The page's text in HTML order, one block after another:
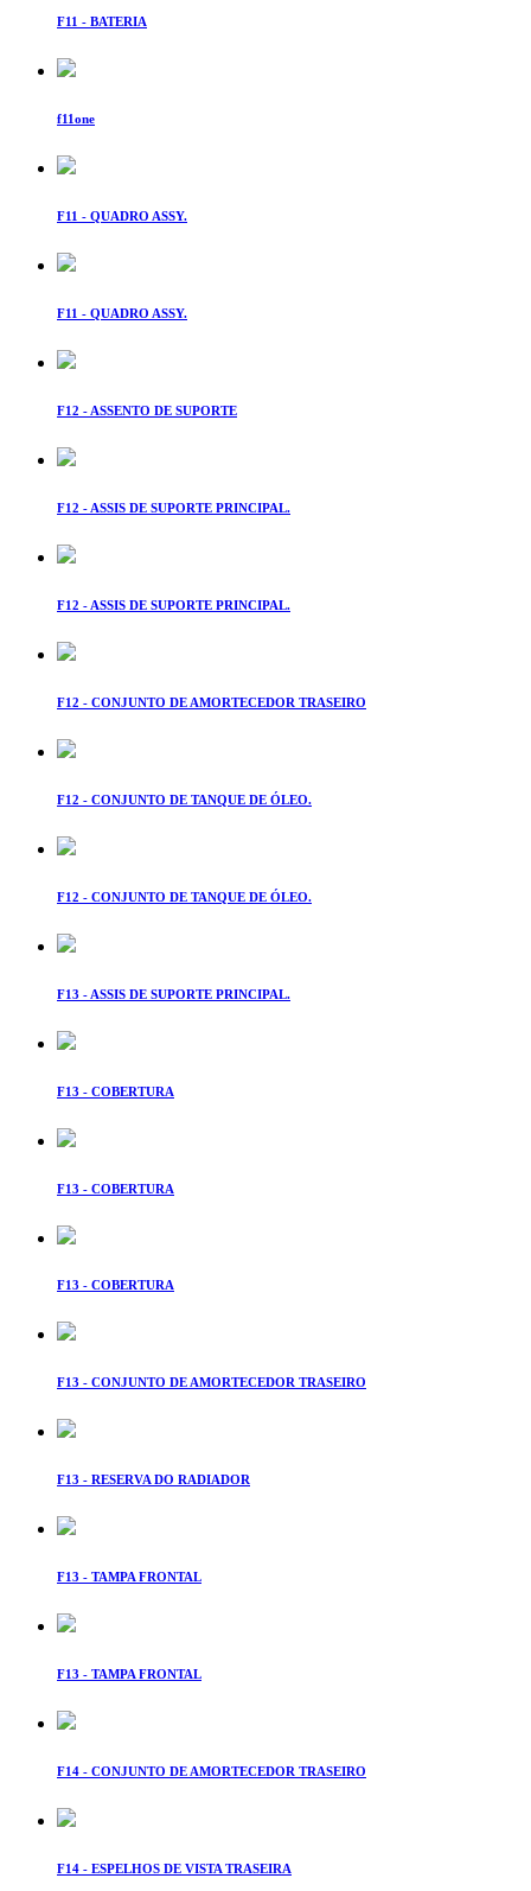
F11 - BATERIA
f11one
F11 - QUADRO ASSY.
F11 - QUADRO ASSY.
F12 - ASSENTO DE SUPORTE
F12 - ASSIS DE SUPORTE PRINCIPAL.
F12 - ASSIS DE SUPORTE PRINCIPAL.
F12 - CONJUNTO DE AMORTECEDOR TRASEIRO
F12 - CONJUNTO DE TANQUE DE ÓLEO.
F12 - CONJUNTO DE TANQUE DE ÓLEO.
F13 - ASSIS DE SUPORTE PRINCIPAL.
F13 - COBERTURA
F13 - COBERTURA
F13 - COBERTURA
F13 - CONJUNTO DE AMORTECEDOR TRASEIRO
F13 - RESERVA DO RADIADOR
F13 - TAMPA FRONTAL
F13 - TAMPA FRONTAL
F14 - CONJUNTO DE AMORTECEDOR TRASEIRO
F14 - ESPELHOS DE VISTA TRASEIRA